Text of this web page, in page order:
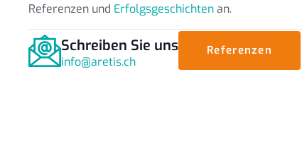
Referenzen und Erfolgsgeschichtenan.
Schreiben Sie uns
info@aretis.ch
Referenzen